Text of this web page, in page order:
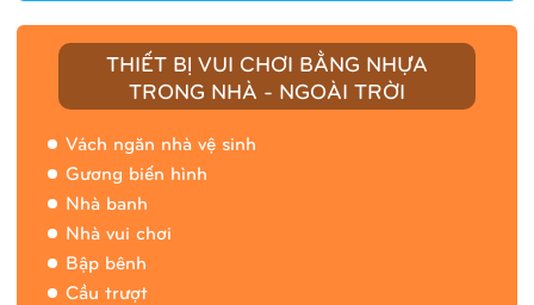
THIẾT BỊ VUI CHƠI BẰNG NHỰA
TRONG NHÀ - NGOÀI TRỜI
Vách ngăn nhà vệ sinh
Gương biến hình
Nhà banh
Nhà vui chơi
Bập bênh
Cầu trượt